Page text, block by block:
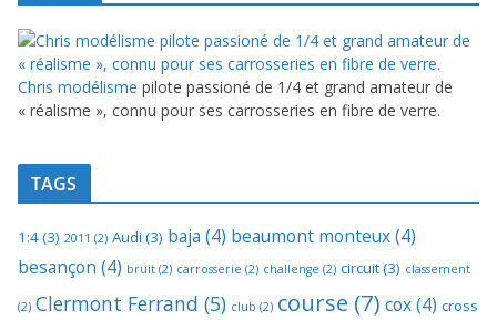
Chris modélisme pilote passioné de 1/4 et grand amateur de
« réalisme », connu pour ses carrosseries en fibre de verre.
TAGS
1:4(3) 2011 (2) Audi (3) baja (4) beaumont monteux(4)
besançon (4) bruit (2) carrosserie (2) challenge (2) circuit(3) classement
(2) Clermont Ferrand (5) club (2) course (7) cox(4) cross